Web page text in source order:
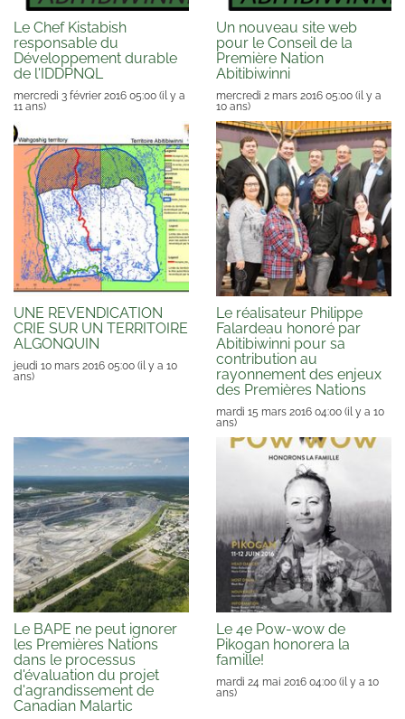
Le Chef Kistabish
responsable du
Développement durable
de l'IDDPNQL
mercredi 3 février 2016 05:00 (il y a
11 ans)
Un nouveau site web
pour le Conseil de la
Première Nation
Abitibiwinni
mercredi 2 mars 2016 05:00 (il y a
10 ans)
UNE REVENDICATION
CRIE SUR UN TERRITOIRE
ALGONQUIN
jeudi 10 mars 2016 05:00 (il y a 10
ans)
Le réalisateur Philippe
Falardeau honoré par
Abitibiwinni pour sa
contribution au
rayonnement des enjeux
des Premières Nations
mardi 15 mars 2016 04:00 (il y a 10
ans)
Le BAPE ne peut ignorer
les Premières Nations
dans le processus
d'évaluation du projet
d'agrandissement de
Canadian Malartic
Le 4e Pow-wow de
Pikogan honorera la
famille!
mardi 24 mai 2016 04:00 (il y a 10
ans)